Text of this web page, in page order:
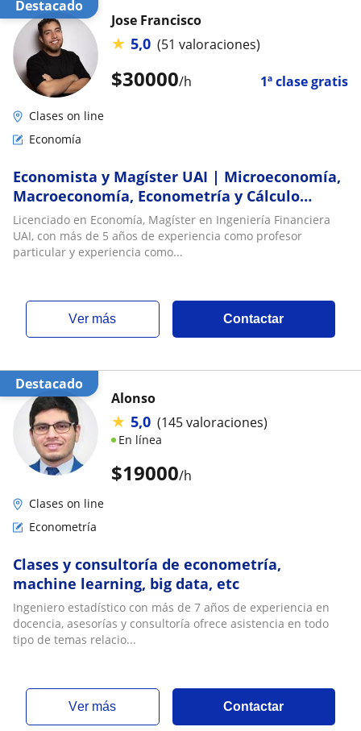
Destacado
$30000/h 1ª clase gratis
Jose Francisco
★ 5,0 (51 valoraciones)
Clases on line
Economía
Economista y Magíster UAI | Microeconomía,
Macroeconomía, Econometría y Cálculo
Financiero
Licenciado en Economía, Magíster en Ingeniería Financiera
UAI, con más de 5 años de experiencia como profesor
particular y experiencia como...
ver más Contactar
Destacado
$19000/h
Alonso
★ 5,0 (145 valoraciones)
En línea
Clases on line
Econometría
Clases y consultoría de econometría,
machine learning, big data, etc
Ingeniero estadístico con más de 7 años de experiencia en
docencia, asesorías y consultoría ofrece asistencia en todo
tipo de temas relacio...
ver más Contactar